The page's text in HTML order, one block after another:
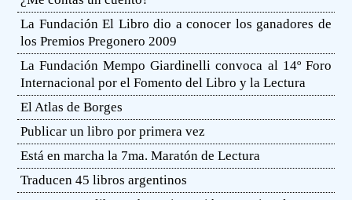
La Fundación El Libro dio a conocer los ganadores de
los Premios Pregonero 2009
La Fundación Mempo Giardinelli convoca al 14º Foro
Internacional por el Fomento del Libro y la Lectura
El Atlas de Borges
Publicar un libro por primera vez
Está en marcha la 7ma. Maratón de Lectura
Traducen 45 libros argentinos